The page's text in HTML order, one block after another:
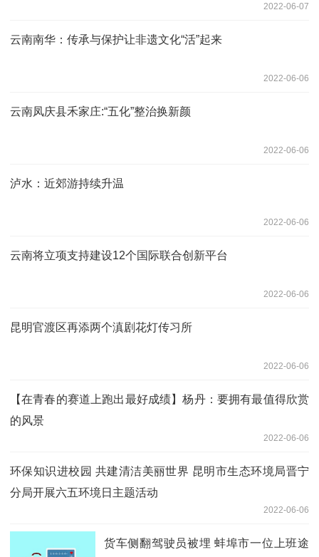
2022-06-07
云南南华：传承与保护让非遗文化“活”起来
2022-06-06
云南凤庆县禾家庄:“五化”整治换新颜
2022-06-06
泸水：近郊游持续升温
2022-06-06
云南将立项支持建设12个国际联合创新平台
2022-06-06
昆明官渡区再添两个滇剧花灯传习所
2022-06-06
【在青春的赛道上跑出最好成绩】杨丹：要拥有最值得欣赏
的风景
2022-06-06
环保知识进校园 共建清洁美丽世界 昆明市生态环境局晋宁
分局开展六五环境日主题活动
2022-06-06
货车侧翻驾驶员被埋 蚌埠市一位上班途